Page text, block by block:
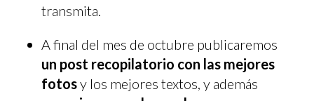
transmita.
A final del mes de octubre publicaremos
un post recopilatorio con las mejores
fotosy los mejores textos, y además